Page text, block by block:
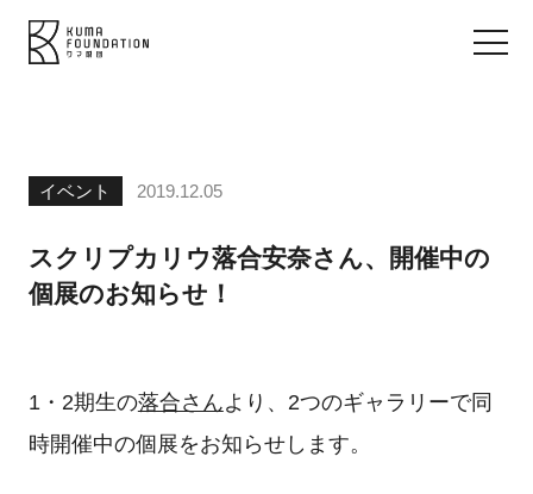
イベント 2019.12.05
スクリプカリウ落合安奈さん、開催中の
個展のお知らせ！
1・2期生の落合さんより、2つのギャラリーで同
時開催中の個展をお知らせします。